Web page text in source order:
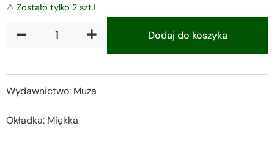
⚠ Zostało tylko 2 szt.!
Dodaj do koszyka
Wydawnictwo: Muza
Okładka: Miękka